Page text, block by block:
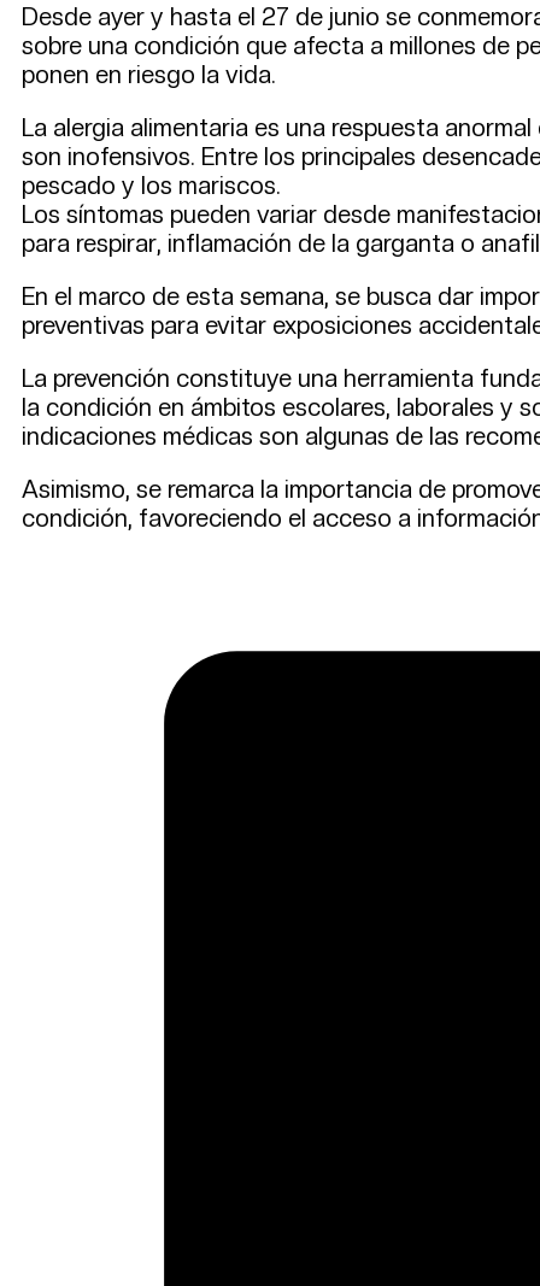
Desde ayer y hasta el 27 de junio se
sobre una condición que afecta a millones de
ponen en riesgo la vida.
La alergia alimentaria es una respuesta
son inofensivos. Entre los principales
pescado y los mariscos.
Los síntomas pueden variar desde
para respirar, inflamación de la garganta o
En el marco de esta semana, se busca dar
preventivas para evitar exposiciones
La prevención constituye una herramienta
la condición en ámbitos escolares, laborales y
indicaciones médicas son algunas de las
Asimismo, se remarca la importancia de
condición, favoreciendo el acceso a